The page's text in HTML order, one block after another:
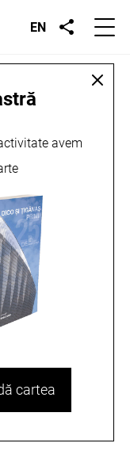
EN
avem
cartea